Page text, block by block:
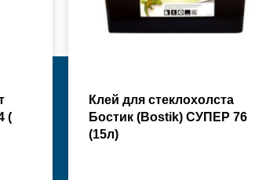
(
Клей для стеклохолста
Бостик (Bostik) СУПЕР 76
(15л)